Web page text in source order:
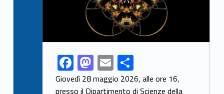
Link identifier share facebook archive #share-link-archive-41586F
ac
M
as
E
m
S
h
Giovedì 28 maggio 2026, alle ore 16,
presso il Dipartimento di Scienze della